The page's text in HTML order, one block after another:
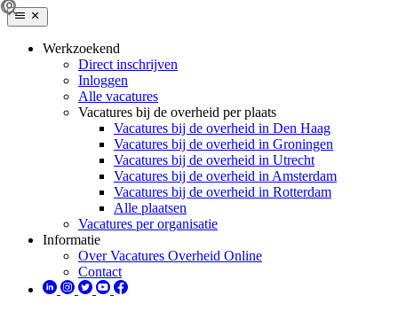
Werkzoekend
Direct inschrijven
Inloggen
Alle vacatures
Vacatures bij de overheid per plaats
Vacatures bij de overheid in Den Haag
Vacatures bij de overheid in Groningen
Vacatures bij de overheid in Utrecht
Vacatures bij de overheid in Amsterdam
Vacatures bij de overheid in Rotterdam
Alle plaatsen
Vacatures per organisatie
Informatie
Over Vacatures Overheid Online
Contact